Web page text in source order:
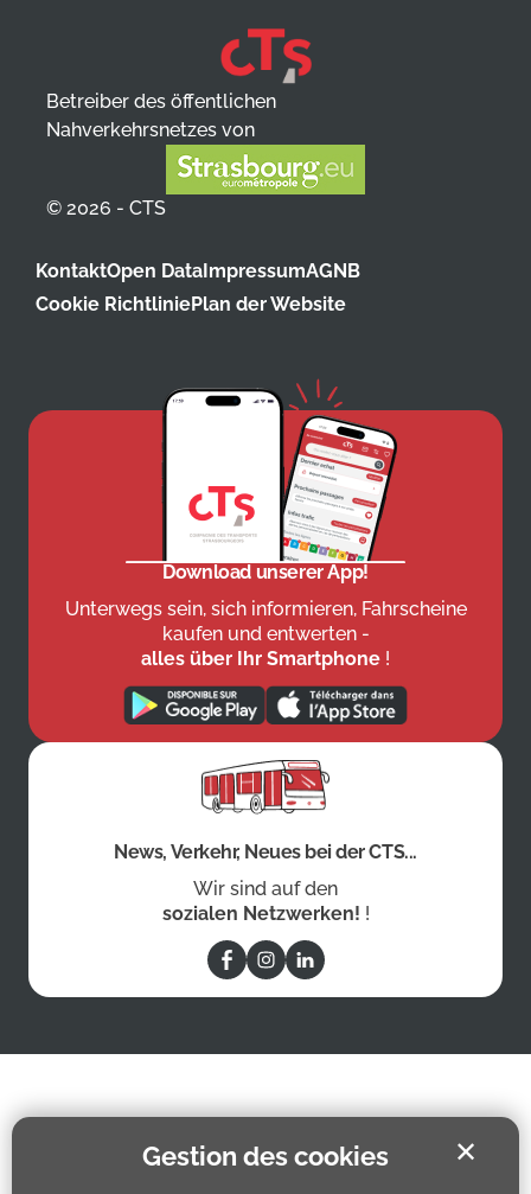
Gestion des cookies ✕
Betreiber des öffentlichen
Nahverkehrsnetzes von
© 2026 - CTS
KontaktOpen DataImpressumAGNB
Cookie RichtliniePlan der Website
Download unserer App!
Unterwegs sein, sich informieren, Fahrscheine
kaufen und entwerten -
alles über Ihr Smartphone !
News, Verkehr, Neues bei der CTS...
Wir sind auf den
sozialen Netzwerken! !